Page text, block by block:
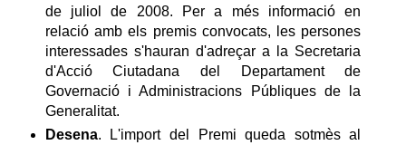
de juliol de 2008. Per a més informació en
relació amb els premis convocats, les persones
interessades s'hauran d'adreçar a la Secretaria
d'Acció Ciutadana del Departament de
Governació i Administracions Públiques de la
Generalitat.
Desena. L'import del Premi queda sotmès al